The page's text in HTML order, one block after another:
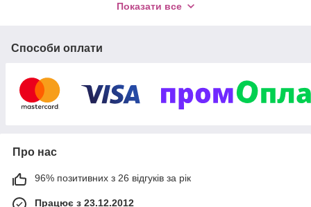
Вашої оселі
Доставляємо Україною та в
Перейти до асортименту
Показати все
Способи оплати
Про нас
96% позитивних з 26 відгуків за рік
Працює з 23.12.2012